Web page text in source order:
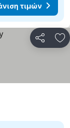
τιμών